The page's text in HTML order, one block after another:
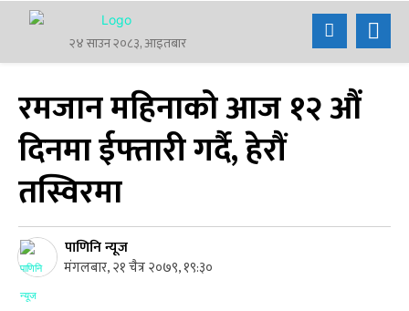
२४ साउन २०८३, आइतबार
रमजान महिनाको आज १२ औं
दिनमा ईफ्तारी गर्दै, हेरौं
तस्विरमा
पाणिनि न्यूज
मंगलबार, २१ चैत्र २०७९, १९:३०